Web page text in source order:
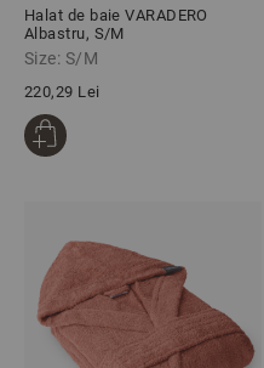
Halat de baie VARADERO
Albastru, S/M
Size: S/M
220,29 Lei